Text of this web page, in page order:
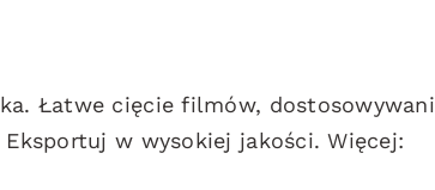
Łatwe cięcie filmów,
w wysokiej jakości. Więcej: